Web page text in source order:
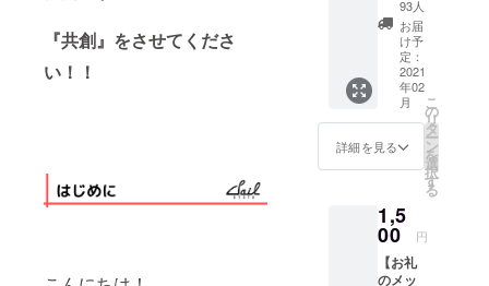
『共創』をさせてくださ
い！！
✔︎『Sail
KYOTO
』をお
好きな
タイミ
ングで1
日利用
するこ
とが可
詳細 ・
大学生
に限ら
ずどな
たでも
93人
お届
け予
定：
2021
年02
月
詳細を見る
こ
の
リ
タ
ー
ン
を
選
択
す
る
1,5
00 円
【お礼
のメッ